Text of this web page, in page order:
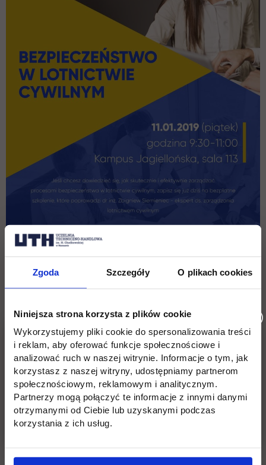
Zgoda Szczegóły O plikach cookies
Niniejsza strona korzysta z plików cookie
Wykorzystujemy pliki cookie do spersonalizowania treści
i reklam, aby oferować funkcje społecznościowe i
analizować ruch w naszej witrynie. Informacje o tym, jak
korzystasz z naszej witryny, udostępniamy partnerom
społecznościowym, reklamowym i analitycznym.
Partnerzy mogą połączyć te informacje z innymi danymi
otrzymanymi od Ciebie lub uzyskanymi podczas
korzystania z ich usług.
Lokacja: Kampus Jagiellońska, sala 113
Pomiń
stopkę
Informacje w stopce
Edukacja
Licencjackie
Student
Wirtualna uczelnia